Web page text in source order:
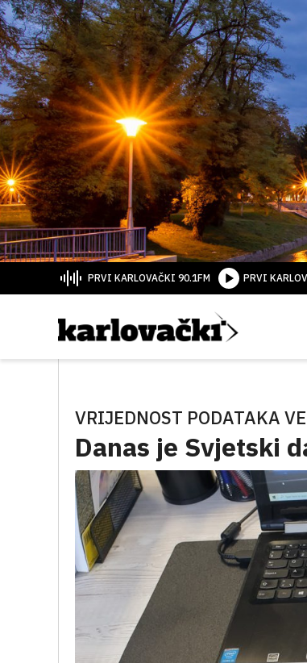
PRVI KARLOVAČKI 90.1FM PRVI
VRIJEDNOST PODATAKA
Danas je Svjetski